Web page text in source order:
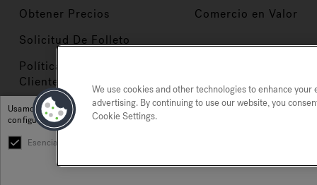
Obtener Precios
Solicitud De Folleto
Políticas de Servicio al
Cliente
Comercio en Valor
Usamos cookies y otras tecnologías para mejorar su experiencia, para
configuración de cookies.
Esencial
We use cookies and other technologies to enhance
advertising. By continuing to use our website, you
Cookie Settings.